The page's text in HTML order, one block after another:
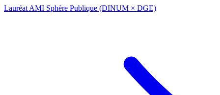
Lauréat AMI Sphère Publique (DINUM × DGE)